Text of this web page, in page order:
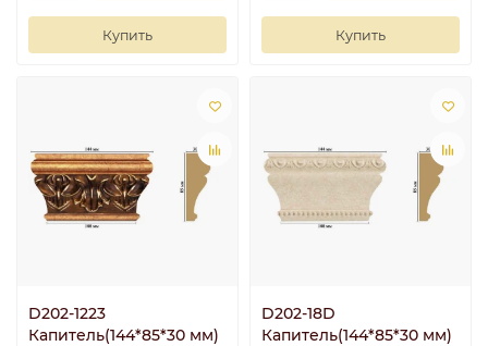
Купить Купить
D202-1223
Капитель(144*85*30 мм)
D202-18D
Капитель(144*85*30 мм)